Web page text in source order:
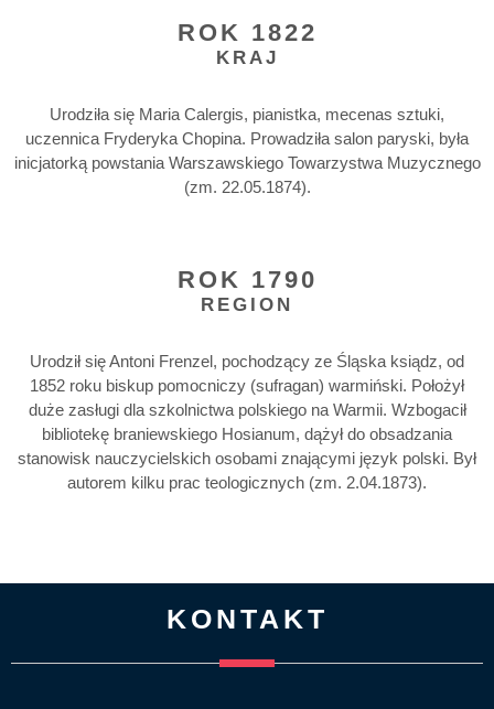
ROK 1822
KRAJ
Urodziła się Maria Calergis, pianistka, mecenas sztuki,
uczennica Fryderyka Chopina. Prowadziła salon paryski, była
inicjatorką powstania Warszawskiego Towarzystwa Muzycznego
(zm. 22.05.1874).
ROK 1790
REGION
Urodził się Antoni Frenzel, pochodzący ze Śląska ksiądz, od
1852 roku biskup pomocniczy (sufragan) warmiński. Położył
duże zasługi dla szkolnictwa polskiego na Warmii. Wzbogacił
bibliotekę braniewskiego Hosianum, dążył do obsadzania
stanowisk nauczycielskich osobami znającymi język polski. Był
autorem kilku prac teologicznych (zm. 2.04.1873).
KONTAKT